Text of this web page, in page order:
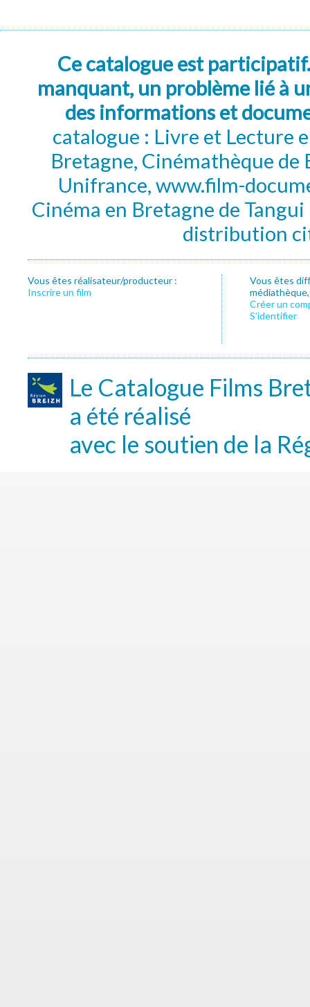
Ce catalogue est
manquant, un problème lié à
des informations et
catalogue : Livre et Lecture
Bretagne, Cinémathèque de
Unifrance, www.film-
Cinéma en Bretagne de
distribution
Vous êtes réalisateur/producteur :
Inscrire un film
Vous êtes
Créer un
S’identifier
Le Catalogue Films
a été réalisé
avec le soutien de la